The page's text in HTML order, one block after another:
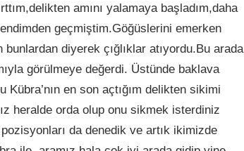
amını yalamaya başladım,daha
geçmiştim.Göğüslerini emerken
diyerek çığlıklar atıyordu.Bu arada
görülmeye değerdi. Üstünde baklava
en son açtığım delikten sikimi
heralde orda olup onu sikmek isterdiniz
da denedik ve artık ikimizde